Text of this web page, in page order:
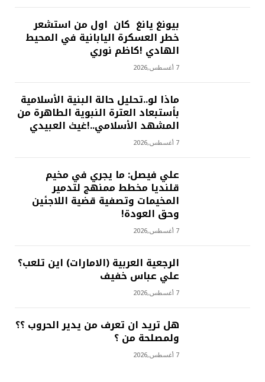
بيونغ يانغ كان اول من استشعر
خطر العسكرة اليابانية في المحيط
الهادي !كاظم نوري
7 أغسطس,2026
ماذا لو..تحليل حالة البنية الأسلامية
بأستبعاد العترة النبوية الطاهرة من
المشهد الأسلامي..!غيث العبيدي
7 أغسطس,2026
علي فيصل: ما يجري في مخيم
قلنديا مخطط ممنهج لتدمير
المخيمات وتصفية قضية اللاجئين
وحق العودة!
7 أغسطس,2026
الرجعية العربية (الامارات) اين تلعب؟
علي عباس خفيف
7 أغسطس,2026
هل تريد ان تعرف من يدير الحروب ؟؟
ولمصلحة من ؟
7 أغسطس,2026